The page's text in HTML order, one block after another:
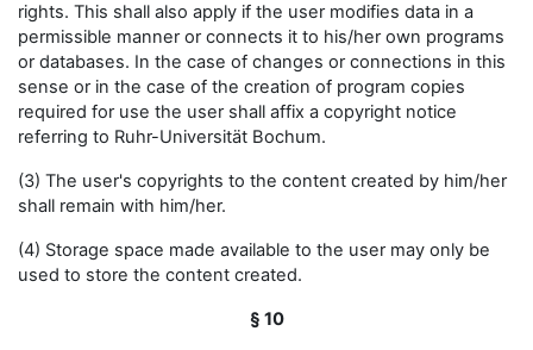
rights. This shall also apply if the user modifies data in a
permissible manner or connects it to his/her own programs
or databases. In the case of changes or connections in this
sense or in the case of the creation of program copies
required for use the user shall affix a copyright notice
referring to Ruhr-Universität Bochum.
(3) The user's copyrights to the content created by him/her
shall remain with him/her.
(4) Storage space made available to the user may only be
used to store the content created.
§ 10